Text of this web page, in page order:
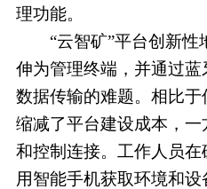
理功能。
“云智矿”平台创新性
伸为管理终端，并通过
数据传输的难题。相比
缩减了平台建设成本，
和控制连接。工作人员在
用智能手机获取环境和